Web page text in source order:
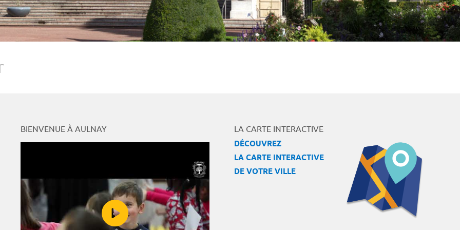
BIENVENUE À AULNAY
LA CARTE INTERACTIVE
DÉCOUVREZ
LA CARTE INTERACTIVE
DE VOTRE VILLE